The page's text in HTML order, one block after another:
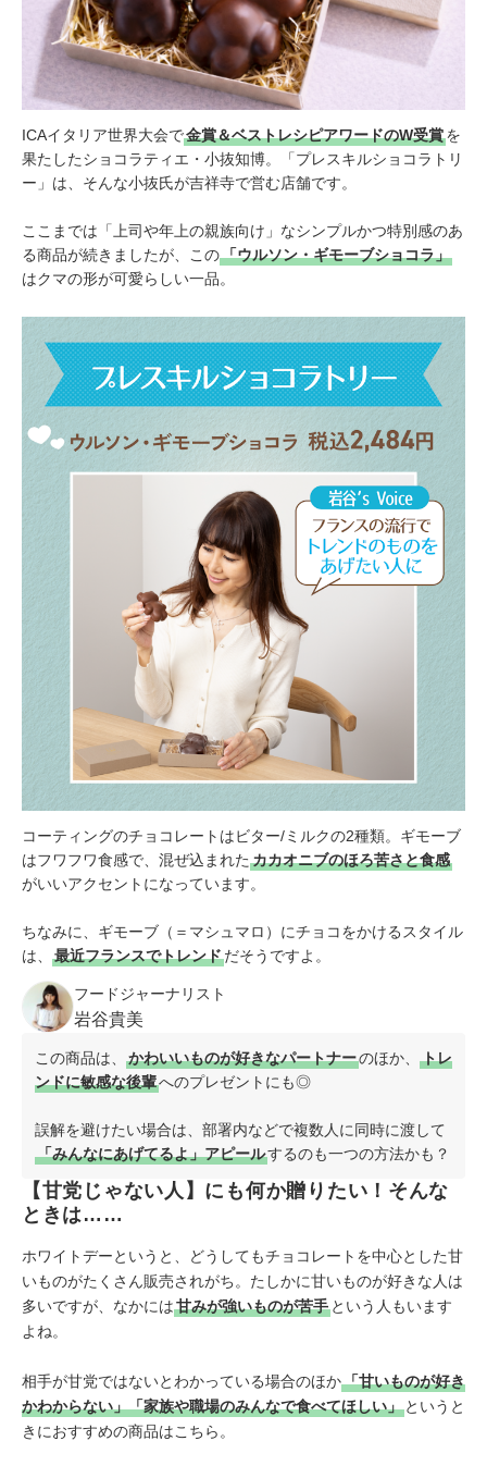
ICAイタリア世界大会で金賞＆ベストレシピアワードのW受賞を
果たしたショコラティエ・小抜知博。「プレスキルショコラトリ
ー」は、そんな小抜氏が吉祥寺で営む店舗です。
ここまでは「上司や年上の親族向け」なシンプルかつ特別感のあ
る商品が続きましたが、この「ウルソン・ギモーブショコラ」
はクマの形が可愛らしい一品。
コーティングのチョコレートはビター/ミルクの2種類。ギモーブ
はフワフワ食感で、混ぜ込まれた カカオニブのほろ苦さと食感
がいいアクセントになっています。
ちなみに、ギモーブ（＝マシュマロ）にチョコをかけるスタイル
は、
最近フランスでトレンドだそうですよ。
フードジャーナリスト
岩谷貴美
この商品は、 かわいいものが好きなパートナーのほか、
トレ
ンドに敏感な後輩へのプレゼントにも◎
誤解を避けたい場合は、部署内などで複数人に同時に渡して
「みんなにあげてるよ」アピールするのも一つの方法かも？
【甘党じゃない人】にも何か贈りたい！そんな
ときは……
ホワイトデーというと、どうしてもチョコレートを中心とした甘
いものがたくさん販売されがち。たしかに甘いものが好きな人は
多いですが、なかには甘みが強いものが苦手 という人もいます
よね。
相手が甘党ではないとわかっている場合のほか「甘いものが好き
かわからない」「家族や職場のみんなで食べてほしい」 というと
きにおすすめの商品はこちら。